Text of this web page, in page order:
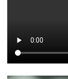
关于我们